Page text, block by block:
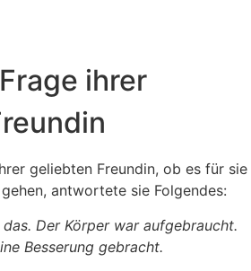
ihrer
geliebten Freundin, ob es für sie
antwortete sie Folgendes:
Der Körper war aufgebraucht.
Besserung gebracht.